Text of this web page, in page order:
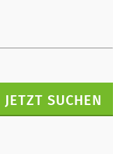
JETZT SUCHEN